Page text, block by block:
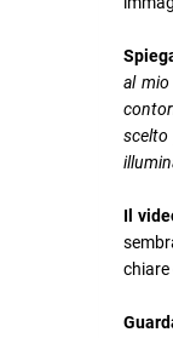
al
scelto
Il
chiare